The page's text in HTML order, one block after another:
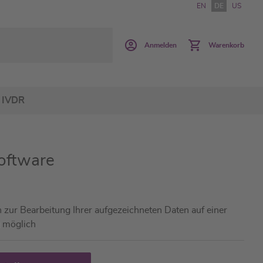
EN DE US
Anmelden Warenkorb
IVDR
Bearbeitung Ihrer aufgezeichneten Daten auf einer
möglich